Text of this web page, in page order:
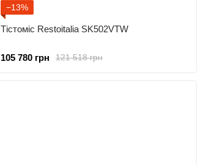
−13%
Тістоміс Restoitalia SK502VTW
121 518 грн
105 780 грн